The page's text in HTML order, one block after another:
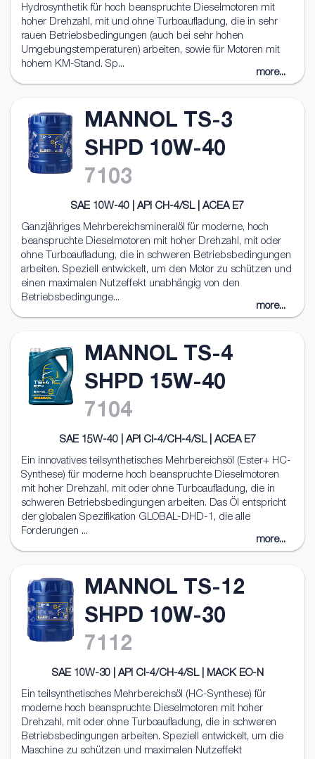
Hydrosynthetik für hoch beanspruchte Dieselmotoren mit
hoher Drehzahl, mit und ohne Turboaufladung, die in sehr
rauen Betriebsbedingungen (auch bei sehr hohen
Umgebungstemperaturen) arbeiten, sowie für Motoren mit
hohem KM-Stand. Sp...
more...
MANNOL TS-3
SHPD 10W-40
7103
SAE 10W-40 | API CH-4/SL | ACEA E7
Ganzjähriges Mehrbereichsmineralöl für moderne, hoch
beanspruchte Dieselmotoren mit hoher Drehzahl, mit oder
ohne Turboaufladung, die in schweren Betriebsbedingungen
arbeiten. Speziell entwickelt, um den Motor zu schützen und
einen maximalen Nutzeffekt unabhängig von den
Betriebsbedingunge...
more...
MANNOL TS-4
SHPD 15W-40
7104
SAE 15W-40 | API CI-4/CH-4/SL | ACEA E7
Ein innovatives teilsynthetisches Mehrbereichsöl (Ester+ HC-
Synthese) für moderne hoch beanspruchte Dieselmotoren
mit hoher Drehzahl, mit oder ohne Turboaufladung, die in
schweren Betriebsbedingungen arbeiten. Das Öl entspricht
der globalen Spezifikation GLOBAL-DHD-1, die alle
Forderungen ...
more...
MANNOL TS-12
SHPD 10W-30
7112
SAE 10W-30 | API CI-4/CH-4/SL | MACK EO-N
Ein teilsynthetisches Mehrbereichsöl (HC-Synthese) für
moderne hoch beanspruchte Dieselmotoren mit hoher
Drehzahl, mit oder ohne Turboaufladung, die in schweren
Betriebsbedingungen arbeiten. Speziell entwickelt, um die
Maschine zu schützen und maximalen Nutzeffekt